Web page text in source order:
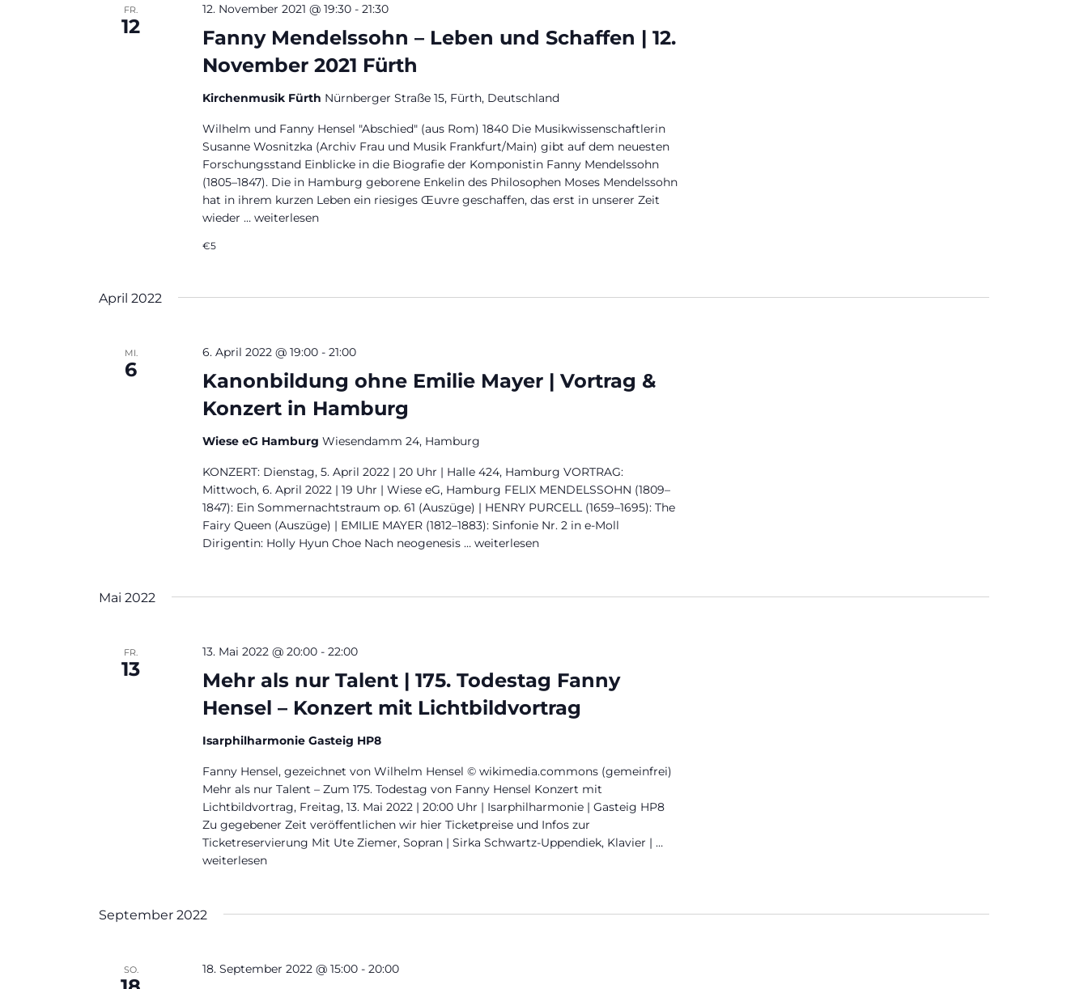
FR.
12
Fanny Mendelssohn – Leben und Schaffen | 12.
November 2021 Fürth
12. November 2021 @ 19:30- 21:30
Kirchenmusik Fürth Nürnberger Straße 15, Fürth, Deutschland
Wilhelm und Fanny Hensel "Abschied" (aus Rom) 1840 Die Musikwissenschaftlerin
Susanne Wosnitzka (Archiv Frau und Musik Frankfurt/Main) gibt auf dem neuesten
Forschungsstand Einblicke in die Biografie der Komponistin Fanny Mendelssohn
(1805–1847). Die in Hamburg geborene Enkelin des Philosophen Moses Mendelssohn
hat in ihrem kurzen Leben ein riesiges Œuvre geschaffen, das erst in unserer Zeit
wieder … „Fanny Mendelssohn – Leben und Schaffen | 12. November 2021 Fürth“
weiterlesen
€5
April 2022
MI.
6
Kanonbildung ohne Emilie Mayer | Vortrag &
Konzert in Hamburg
6. April 2022 @ 19:00- 21:00
Wiese eG Hamburg Wiesendamm 24, Hamburg
KONZERT: Dienstag, 5. April 2022 | 20 Uhr | Halle 424, Hamburg VORTRAG:
Mittwoch, 6. April 2022 | 19 Uhr | Wiese eG, Hamburg FELIX MENDELSSOHN (1809–
1847): Ein Sommernachtstraum op. 61 (Auszüge) | HENRY PURCELL (1659–1695): The
Fairy Queen (Auszüge) | EMILIE MAYER (1812–1883): Sinfonie Nr. 2 in e-Moll
Dirigentin: Holly Hyun Choe Nach neogenesis … „Kanonbildung ohne Emilie Mayer | Vortrag & Konzert in Hamburg“
weiterlesen
Mai 2022
FR.
13
Mehr als nur Talent | 175. Todestag Fanny
Hensel – Konzert mit Lichtbildvortrag
13. Mai 2022 @ 20:00- 22:00
Isarphilharmonie Gasteig HP8
Fanny Hensel, gezeichnet von Wilhelm Hensel © wikimedia.commons (gemeinfrei)
Mehr als nur Talent – Zum 175. Todestag von Fanny Hensel Konzert mit
Lichtbildvortrag, Freitag, 13. Mai 2022 | 20:00 Uhr | Isarphilharmonie | Gasteig HP8
Zu gegebener Zeit veröffentlichen wir hier Ticketpreise und Infos zur
Ticketreservierung Mit Ute Ziemer, Sopran | Sirka Schwartz-Uppendiek, Klavier | …
„Mehr als nur Talent | 175. Todestag Fanny Hensel – Konzert mit Lichtbildvortrag“
weiterlesen
September 2022
SO. 18. September 2022 @ 15:00- 20:00